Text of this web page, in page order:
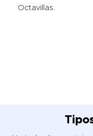
Octavillas.